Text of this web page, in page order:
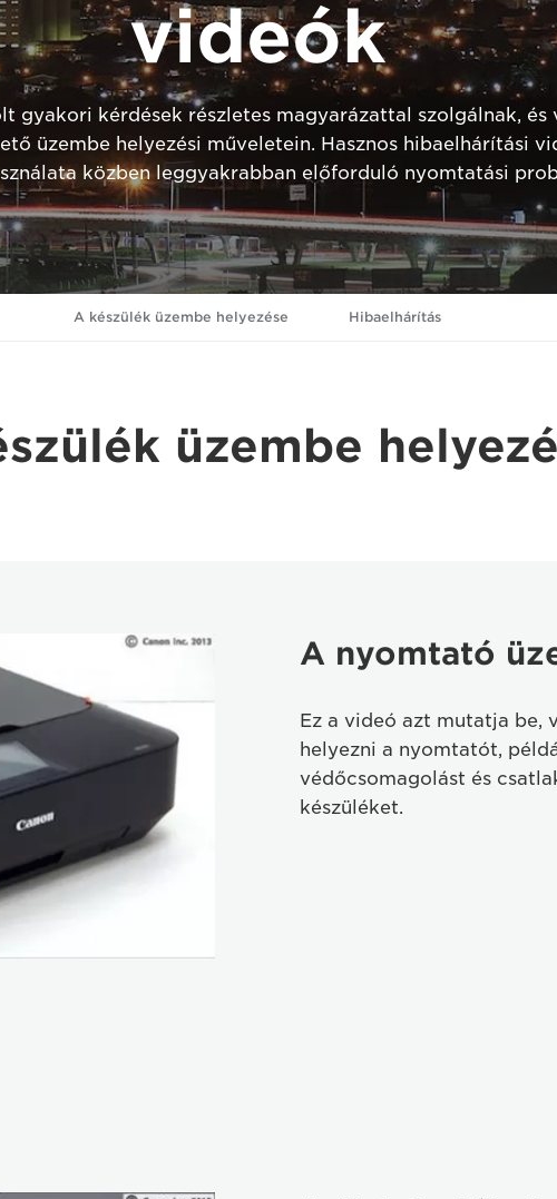
videók
gyakori kérdések részletes magyarázattal szolgálnak,
üzembe helyezési műveletein. Hasznos hibaelhárítási
közben leggyakrabban előforduló nyomtatási
A készülék üzembe helyezése Hibaelhárítás
üzembe
A nyomtató
Ez a videó azt mutatja be,
helyezni a nyomtatót,
védőcsomagolást és
készüléket.